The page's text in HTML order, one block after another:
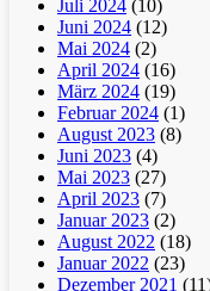
Juli 2024 (10)
Juni 2024 (12)
Mai 2024 (2)
April 2024 (16)
März 2024 (19)
Februar 2024 (1)
August 2023 (8)
Juni 2023 (4)
Mai 2023 (27)
April 2023 (7)
Januar 2023 (2)
August 2022 (18)
Januar 2022 (23)
Dezember 2021